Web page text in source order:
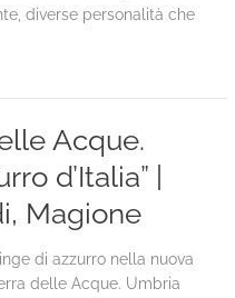
diverse personalità che
Acque.
d’Italia” |
Magione
di azzurro nella nuova
delle Acque. Umbria